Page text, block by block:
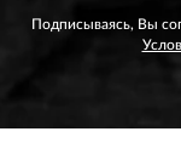
Подписываясь, Вы